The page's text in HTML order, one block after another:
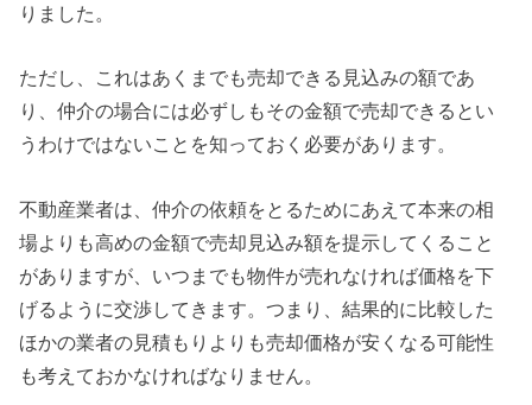
りました。
ただし、これはあくまでも売却できる見込みの額であ
り、仲介の場合には必ずしもその金額で売却できるとい
うわけではないことを知っておく必要があります。
不動産業者は、仲介の依頼をとるためにあえて本来の相
場よりも高めの金額で売却見込み額を提示してくること
がありますが、いつまでも物件が売れなければ価格を下
げるように交渉してきます。つまり、結果的に比較した
ほかの業者の見積もりよりも売却価格が安くなる可能性
も考えておかなければなりません。